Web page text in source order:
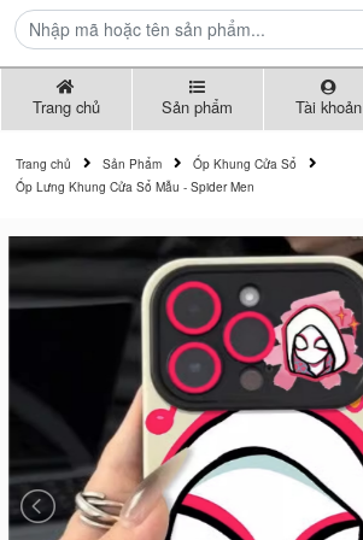
Trang chủ Sản phẩm Tài khoản
Trang chủ Sản Phẩm
Ốp Khung Cửa Sổ
Ốp Lưng Khung Cửa Sổ Mẫu - Spider Men